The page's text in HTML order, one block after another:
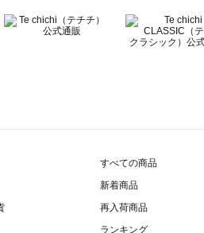
すべての商品
新着商品
再入荷商品
ランキング